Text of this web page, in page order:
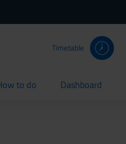
Timetable
to do Dashboard
current